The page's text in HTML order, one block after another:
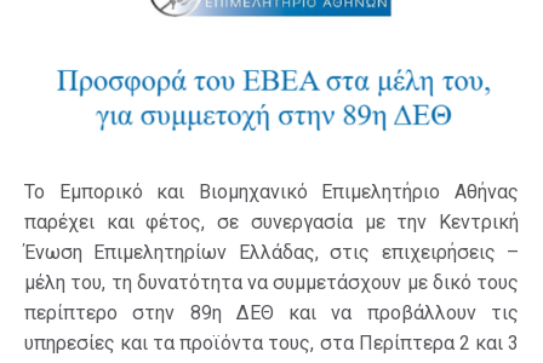
Το Εμπορικό και Βιομηχανικό Επιμελητήριο Αθήνας
παρέχει και φέτος, σε συνεργασία με την Κεντρική
Ένωση Επιμελητηρίων Ελλάδας, στις επιχειρήσεις –
μέλη του, τη δυνατότητα να συμμετάσχουν με δικό τους
περίπτερο στην 89η ΔΕΘ και να προβάλλουν τις
υπηρεσίες και τα προϊόντα τους, στα Περίπτερα 2 και 3